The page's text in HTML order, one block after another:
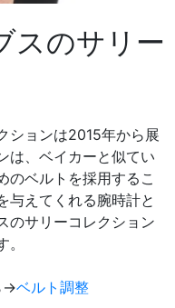
スのサリー
ションは2015年から展
は、ベイカーと似てい
のベルトを採用するこ
与えてくれる腕時計と
のサリーコレクション
→ベルト調整